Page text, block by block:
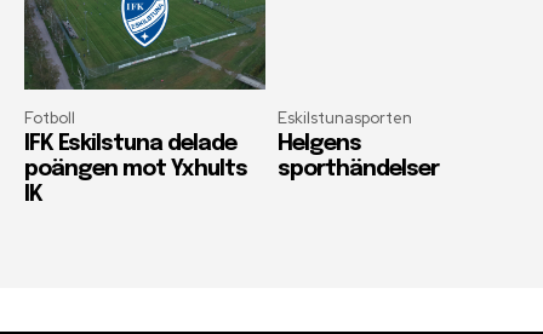
Fotboll
IFK Eskilstuna delade
poängen mot Yxhults
IK
Eskilstunasporten
Helgens
sporthändelser